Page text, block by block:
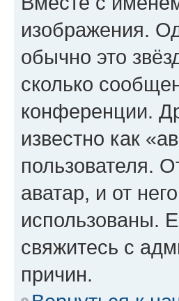
изображения.
обычно это
сколько
конференции.
известно как
пользователя.
аватар, и от
использованы.
свяжитесь с
причин.